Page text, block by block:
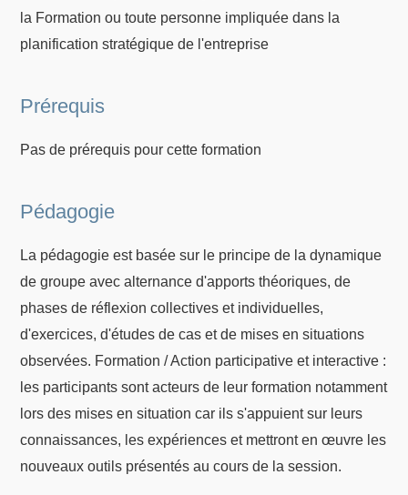
la Formation ou toute personne impliquée dans la
planification stratégique de l'entreprise
Prérequis
Pas de prérequis pour cette formation
Pédagogie
La pédagogie est basée sur le principe de la dynamique
de groupe avec alternance d'apports théoriques, de
phases de réflexion collectives et individuelles,
d'exercices, d'études de cas et de mises en situations
observées. Formation / Action participative et interactive :
les participants sont acteurs de leur formation notamment
lors des mises en situation car ils s'appuient sur leurs
connaissances, les expériences et mettront en œuvre les
nouveaux outils présentés au cours de la session.